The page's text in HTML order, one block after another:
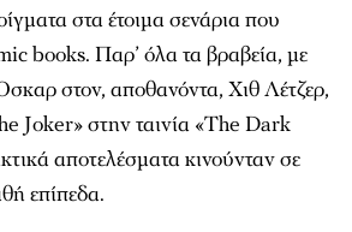
στα έτοιμα σενάρια που
books. Παρ’ όλα τα βραβεία, με
στον, αποθανόντα, Χιθ Λέτζερ,
Joker» στην ταινία «The Dark
αποτελέσματα κινούνταν σε
επίπεδα.